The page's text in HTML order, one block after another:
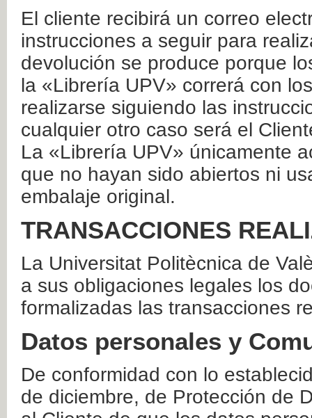
El cliente recibirá un correo
instrucciones a seguir para
devolución se produce porque
la «Librería UPV» correrá con
realizarse siguiendo las
cualquier otro caso será el
La «Librería UPV» únicamente
que no hayan sido abiertos ni
embalaje original.
TRANSACCIONES
La Universitat Politècnica de
a sus obligaciones legales los
formalizadas las transacciones
Datos personales y
De conformidad con lo
de diciembre, de Protección de